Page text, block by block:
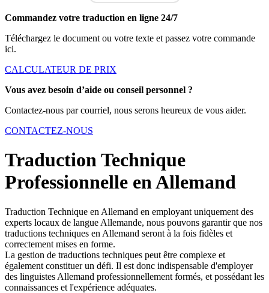
Commandez votre traduction en ligne 24/7
Téléchargez le document ou votre texte et passez votre commande
ici.
CALCULATEUR DE PRIX
Vous avez besoin d’aide ou conseil personnel ?
Contactez-nous par courriel, nous serons heureux de vous aider.
CONTACTEZ-NOUS
Traduction Technique
Professionnelle en Allemand
Traduction Technique en Allemand en employant uniquement des
experts locaux de langue Allemande, nous pouvons garantir que nos
traductions techniques en Allemand seront à la fois fidèles et
correctement mises en forme.
La gestion de traductions techniques peut être complexe et
également constituer un défi. Il est donc indispensable d'employer
des linguistes Allemand professionnellement formés, et possédant les
connaissances et l'expérience adéquates.